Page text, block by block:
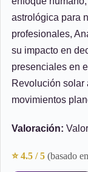
astrológica para
profesionales,
su impacto en
presenciales en
Revolución solar
movimientos
Valoración:
⭐ 4.5 / 5 (basado